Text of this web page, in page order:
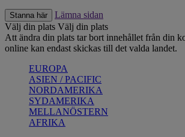
Stanna här
Lämna sidan
Välj din plats Välj din plats
Att ändra din plats tar bort innehållet från din
online kan endast skickas till det valda landet.
EUROPA
ASIEN / PACIFIC
NORDAMERIKA
SYDAMERIKA
MELLANÖSTERN
AFRIKA